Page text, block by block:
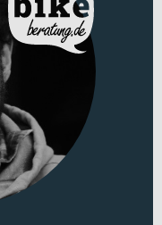
C:62 SLT 400X auf
auf ausgedehnten
in 28 Zoll sorgen
– ideal für
Dank eines zulässigen
unterwegs, egal ob im
Pisten. Da es keine
auf sportliche Einsätze